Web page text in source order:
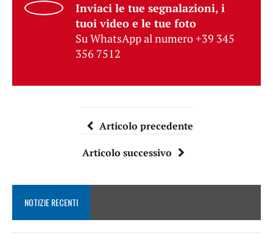
Inviaci le tue segnalazioni, i
tuoi video e le tue foto
Su WhatsApp al numero +39 345
356 7512
Articolo precedente
Articolo successivo
NOTIZIE RECENTI